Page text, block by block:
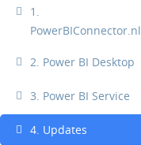
1.
PowerBIConnector.nl
2. Power BI Desktop
3. Power BI Service
4. Updates